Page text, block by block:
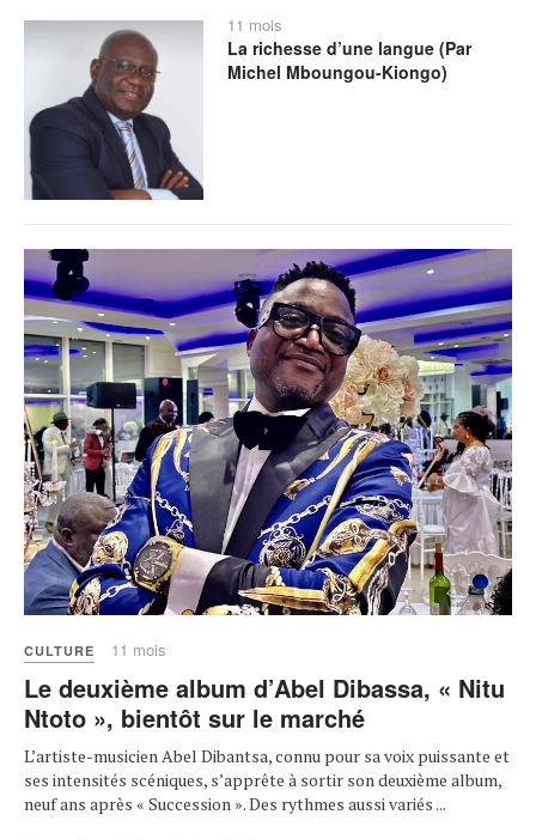
11 mois
La richesse d’une langue (Par
Michel Mboungou-Kiongo)
CULTURE 11 mois
Le deuxième album d’Abel Dibassa, « Nitu
Ntoto », bientôt sur le marché
L’artiste-musicien Abel Dibantsa, connu pour sa voix puissante et
ses intensités scéniques, s’apprête à sortir son deuxième album,
neuf ans après « Succession ». Des rythmes aussi variés ...